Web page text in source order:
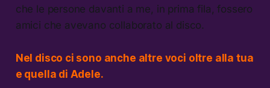
che le persone davanti a me, in prima fila, fossero
amici che avevano collaborato al disco.
Nel disco ci sono anche altre voci oltre alla tua
e quella di Adele.